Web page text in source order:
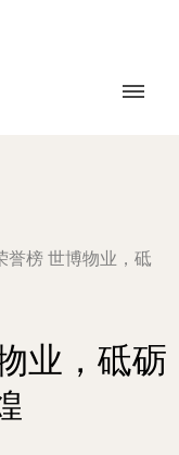
誉榜 世博物业，砥
业，砥砺